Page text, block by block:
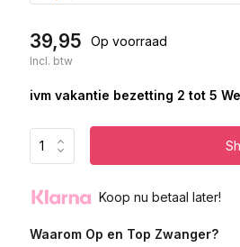
39,95 Op voorraad
Incl. btw
ivm vakantie bezetting 2 tot 5
Koop nu betaal later!
Waarom Op en Top Zwanger?